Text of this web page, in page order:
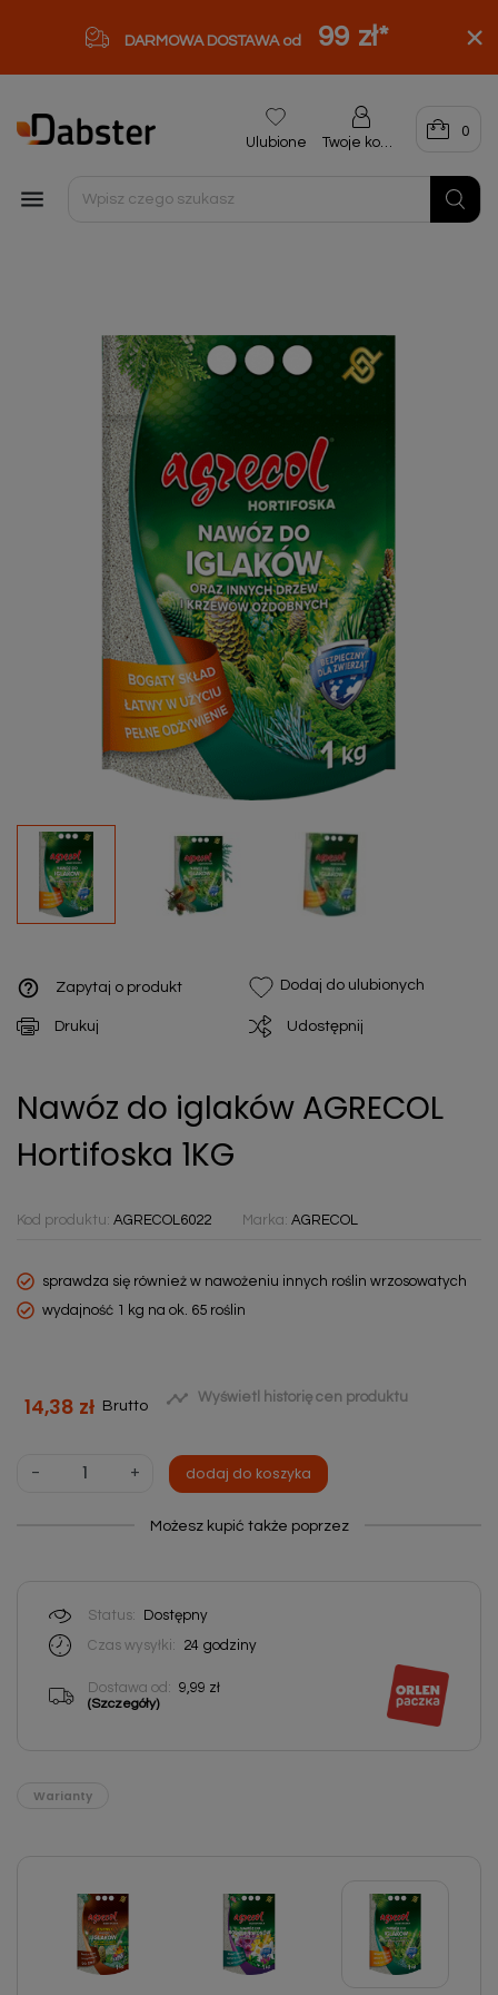
DARMOWA DOSTAWA od 99 zł*

Ulubione Twoje konto
0
help_outline Zapytaj o produkt Dodaj do ulubionych
Drukuj Udostępnij
Nawóz do iglaków AGRECOL
Hortifoska 1KG
Kod produktu: AGRECOL6022 Marka: AGRECOL
sprawdza się również w nawożeniu innych roślin wrzosowatych
wydajność 1 kg na ok. 65 roślin
14,38 zł Brutto  Wyświetl historię cen produktu
- + dodaj do koszyka
Możesz kupić także poprzez
Status:
Dostępny
Czas wysyłki:
24 godziny
Dostawa od: 9,99 zł
(Szczegóły)
Warianty